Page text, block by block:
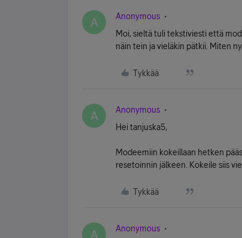
A Anonymous
Moi, sieltä tuli tekstiviesti että
näin tein ja vieläkin pätkii. Miten
Tykkää
A Anonymous
Hei tanjuska5,
Modeemiin kokeillaan hetken
resetoinnin jälkeen. Kokeile siis
Tykkää
A Anonymous